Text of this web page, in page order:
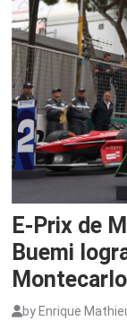
E-Prix de
Buemi
Montecarlo
by Enrique